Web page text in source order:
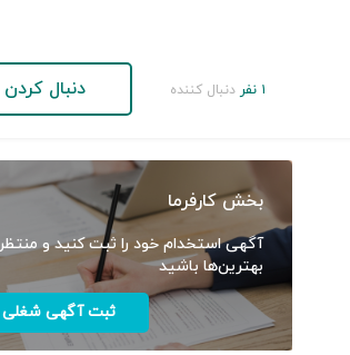
۱ نفر دنبال کننده دنبال کردن
بخش کارفرما
آگهی استخدام خود را ثبت کنید و منتظر
بهترین‌ها باشید
ثبت آگهی شغلی